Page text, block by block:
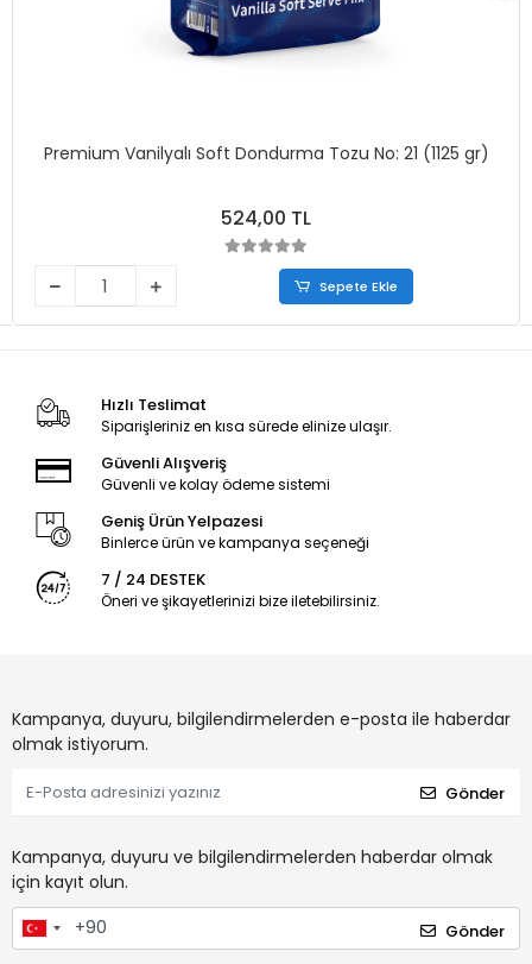
Premium Vanilyalı Soft Dondurma Tozu No: 21 (1125 gr)
524,00 TL
Sepete Ekle
Hızlı Teslimat
Siparişleriniz en kısa sürede elinize ulaşır.
Güvenli Alışveriş
Güvenli ve kolay ödeme sistemi
Geniş Ürün Yelpazesi
Binlerce ürün ve kampanya seçeneği
7 / 24 DESTEK
Öneri ve şikayetlerinizi bize iletebilirsiniz.
Kampanya, duyuru, bilgilendirmelerden e-posta ile haberdar
olmak istiyorum.
Gönder
Kampanya, duyuru ve bilgilendirmelerden haberdar olmak
için kayıt olun.
Gönder